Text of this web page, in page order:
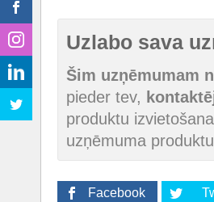
Uzlabo sava
Šim uzņēmumam
pieder tev,
produktu
uzņēmuma
Facebook